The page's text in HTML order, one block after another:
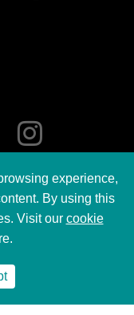
Audio Co., Ltd.
ng DSPPA
experience,
By using this
Visit our cookie